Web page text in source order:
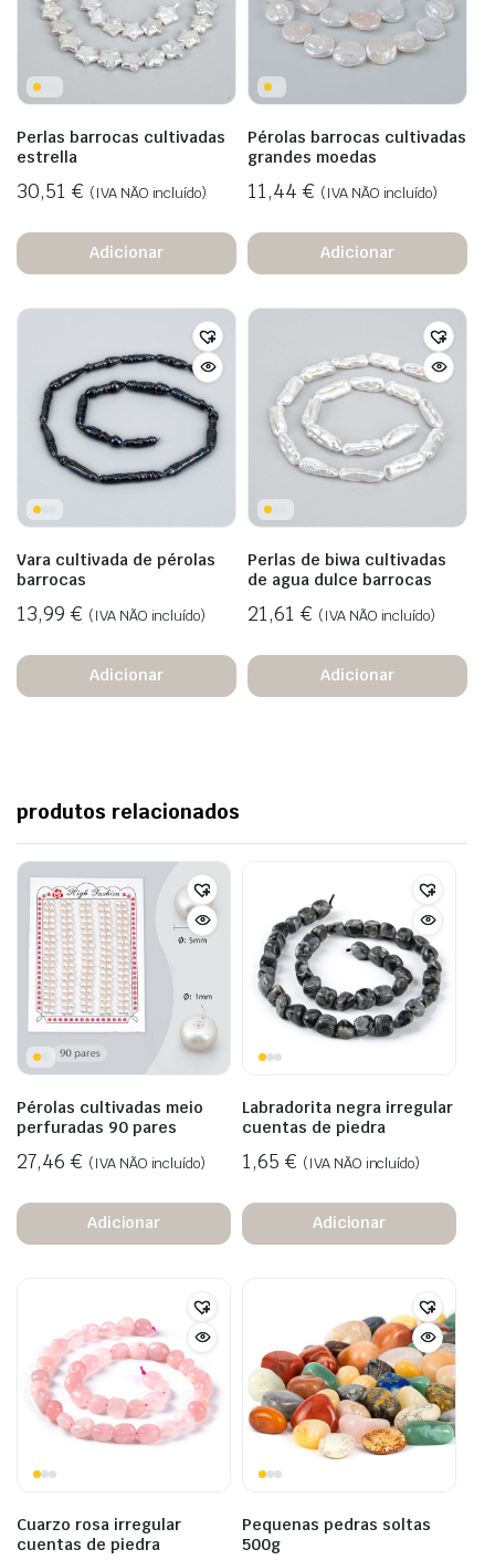
Perlas barrocas cultivadas
estrella
30,51 € (IVA NÃO incluído)
Adicionar
Pérolas barrocas cultivadas
grandes moedas
11,44 € (IVA NÃO incluído)
Adicionar
Vara cultivada de pérolas
barrocas
13,99 € (IVA NÃO incluído)
Adicionar
Perlas de biwa cultivadas
de agua dulce barrocas
21,61 € (IVA NÃO incluído)
Adicionar
produtos relacionados
Pérolas cultivadas meio
perfuradas 90 pares
27,46 € (IVA NÃO incluído)
Adicionar
Labradorita negra irregular
cuentas de piedra
1,65 € (IVA NÃO incluído)
Adicionar
Cuarzo rosa irregular
cuentas de piedra
Pequenas pedras soltas
500g